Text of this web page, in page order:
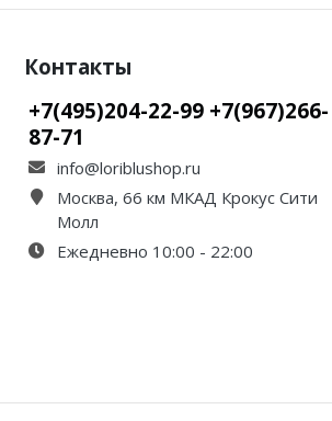
Контакты
+7(495)204-22-99 +7(967)266-
87-71
info@loriblushop.ru
Москва, 66 км МКАД Крокус Сити
Молл
Ежедневно 10:00 - 22:00